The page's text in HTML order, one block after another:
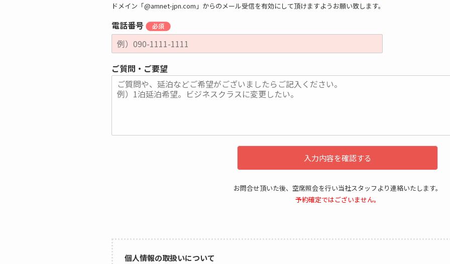
ドメイン「@amnet-jpn.com」からのメール受信を有効にして頂けますようお願い致します。
電話番号
ご質問・ご要望
入力内容を確認する
お問合せ頂いた後、空席照会を行い当社スタッフより連絡いたします。
予約確定ではございません。
個人情報の取扱いについて